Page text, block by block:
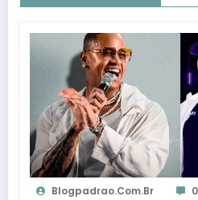
Blogpadrao.com.br 0